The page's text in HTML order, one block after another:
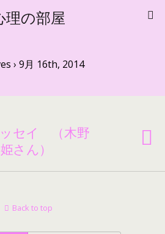
理の部屋
› 9月 16th, 2014
セイ （木野
さん）
Back to top